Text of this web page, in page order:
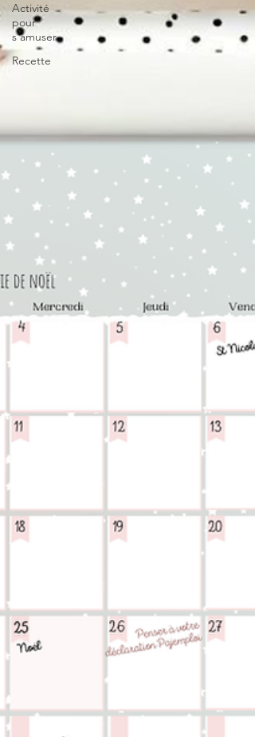
Activité
pour
s'amuser
Recette